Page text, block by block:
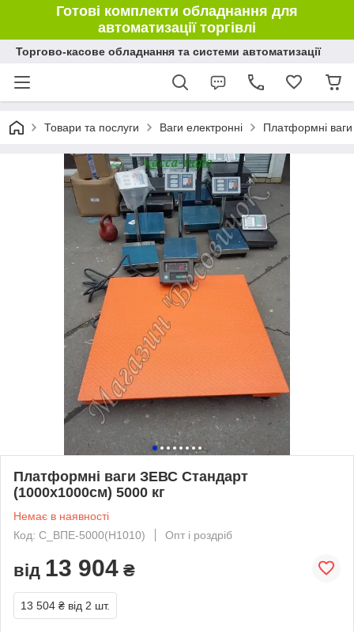
Готові комплекти обладнання для
автоматизації торгівлі
Торгово-касове обладнання та системи автоматизації
Товари та послуги Ваги електронні Платформні ваги
Платформні ваги ЗЕВС Стандарт
(1000х1000см) 5000 кг
Немає в наявності
Код: С_ВПЕ-5000(Н1010)
Опт і роздріб
від 13 904 ₴
13 504 ₴ від 2 шт.